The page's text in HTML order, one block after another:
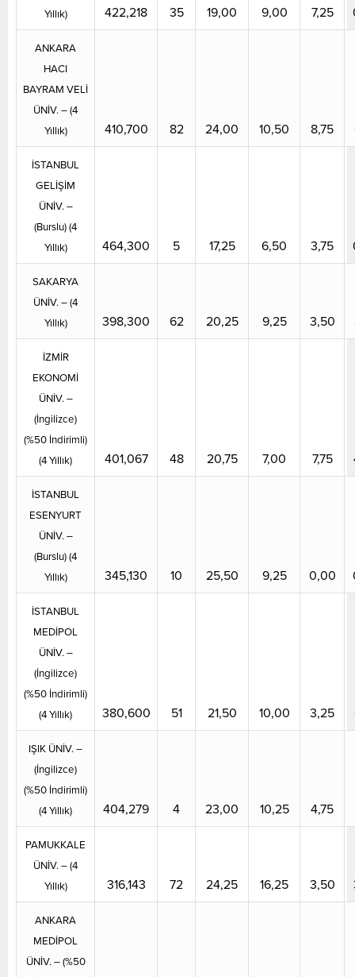
Yıllık) 422,218 35 19,00 9,00 7,25
ANKARA
HACI
BAYRAM VELİ
ÜNİV. – (4
Yıllık)
410,700 82 24,00 10,50 8,75
İSTANBUL
GELİŞİM
ÜNİV. –
(Burslu) (4
Yıllık)
464,300 5 17,25 6,50 3,75
SAKARYA
ÜNİV. – (4
Yıllık)
398,300 62 20,25 9,25 3,50
İZMİR
EKONOMİ
ÜNİV. –
(İngilizce)
(%50 İndirimli)
(4 Yıllık)
401,067 48 20,75 7,00 7,75
İSTANBUL
ESENYURT
ÜNİV. –
(Burslu) (4
Yıllık)
345,130 10 25,50 9,25 0,00
İSTANBUL
MEDİPOL
ÜNİV. –
(İngilizce)
(%50 İndirimli)
(4 Yıllık)
380,600 51 21,50 10,00 3,25
IŞIK ÜNİV. –
(İngilizce)
(%50 İndirimli)
(4 Yıllık)
404,279 4 23,00 10,25 4,75
PAMUKKALE
ÜNİV. – (4
Yıllık)
316,143 72 24,25 16,25 3,50
ANKARA
MEDİPOL
ÜNİV. – (%50